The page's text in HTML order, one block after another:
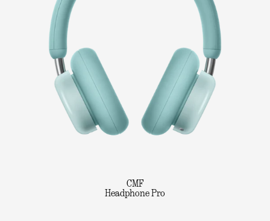
CMF
Headphone Pro